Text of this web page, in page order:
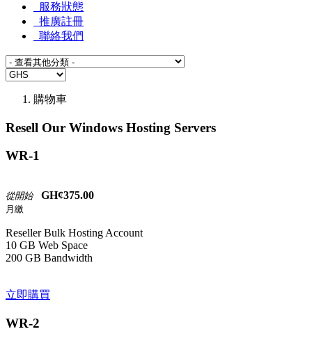
服務狀態
推廣註冊
聯絡我們
購物車
Resell Our Windows Hosting Servers
WR-1
從開始 GH¢375.00
月繳
Reseller Bulk Hosting Account
10 GB Web Space
200 GB Bandwidth
立即購買
WR-2